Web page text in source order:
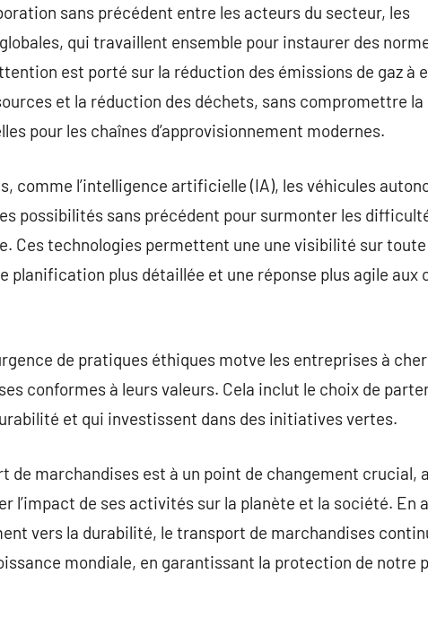
sans précédent entre les acteurs du secteur, les
qui travaillent ensemble pour instaurer des
est porté sur la réduction des émissions de gaz à
et la réduction des déchets, sans compromettre
pour les chaînes d’approvisionnement modernes.
comme l’intelligence artificielle (IA), les véhicules
possibilités sans précédent pour surmonter les
Ces technologies permettent une une visibilité sur toute
planification plus détaillée et une réponse plus agile aux
de pratiques éthiques motve les entreprises à
conformes à leurs valeurs. Cela inclut le choix de
et qui investissent dans des initiatives vertes.
de marchandises est à un point de changement crucial,
l’impact de ses activités sur la planète et la société. En
vers la durabilité, le transport de marchandises
mondiale, en garantissant la protection de notre